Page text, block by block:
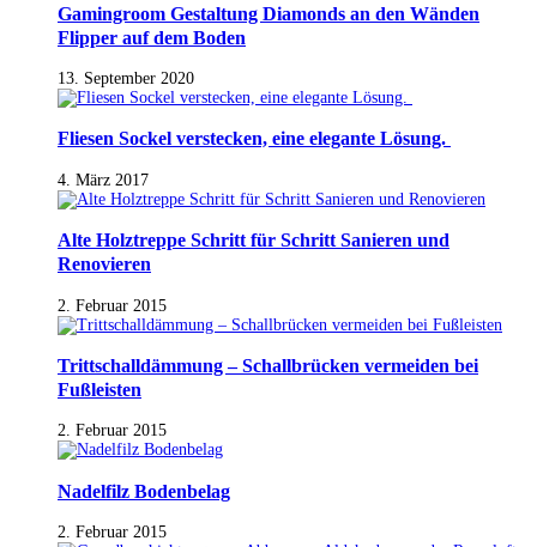
Gamingroom Gestaltung Diamonds an den Wänden
Flipper auf dem Boden
13. September 2020
Fliesen Sockel verstecken, eine elegante Lösung.
4. März 2017
Alte Holztreppe Schritt für Schritt Sanieren und
Renovieren
2. Februar 2015
Trittschalldämmung – Schallbrücken vermeiden bei
Fußleisten
2. Februar 2015
Nadelfilz Bodenbelag
2. Februar 2015